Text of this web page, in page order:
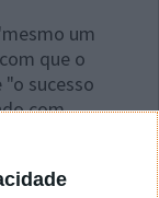
um
que o
sucesso
com
dos
alisar